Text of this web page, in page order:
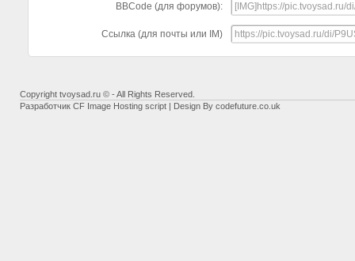
BBCode (для форумов):
Ссылка (для почты или IM)
Copyright tvoysad.ru © - All Rights Reserved.
Разработчик CF Image Hosting script | Design By codefuture.co.uk